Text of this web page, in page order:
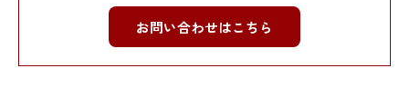
お問い合わせはこちら